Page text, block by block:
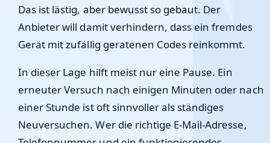
Das ist lästig, aber bewusst so gebaut. Der
Anbieter will damit verhindern, dass ein fremdes
Gerät mit zufällig geratenen Codes reinkommt.
In dieser Lage hilft meist nur eine Pause. Ein
erneuter Versuch nach einigen Minuten oder nach
einer Stunde ist oft sinnvoller als ständiges
Neuversuchen. Wer die richtige E-Mail-Adresse,